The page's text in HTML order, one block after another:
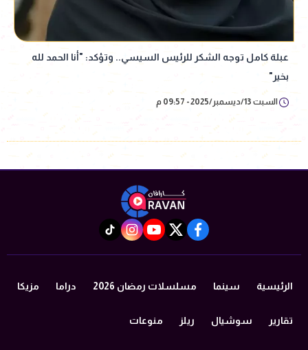
عبلة كامل توجه الشكر للرئيس السيسي.. وتؤكد: "أنا الحمد لله
بخير"
السبت 13/ديسمبر/2025 - 09:57 م
facebook
twitter
youtube
instagram
tiktok
الرئيسية سينما مسلسلات رمضان 2026 دراما مزيكا
تقارير سوشيال ريلز منوعات